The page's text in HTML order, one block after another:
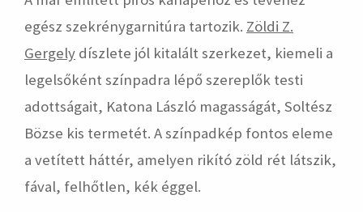
egész szekrénygarnitúra tartozik. Zöldi Z.
Gergely díszlete jól kitalált szerkezet, kiemeli a
legelsőként színpadra lépő szereplők testi
adottságait, Katona László magasságát, Soltész
Bözse kis termetét. A színpadkép fontos eleme
a vetített háttér, amelyen rikító zöld rét látszik,
fával, felhőtlen, kék éggel.